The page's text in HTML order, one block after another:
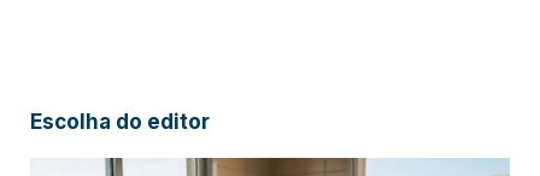
Escolha do editor